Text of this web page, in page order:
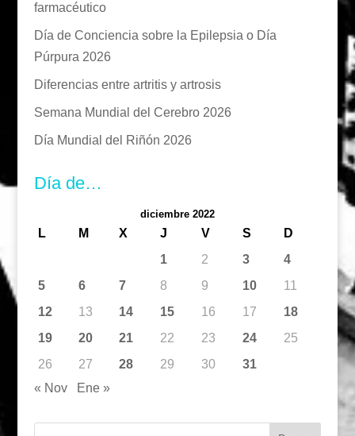
farmacéutico
Día de Conciencia sobre la Epilepsia o Día
Púrpura 2026
Diferencias entre artritis y artrosis
Semana Mundial del Cerebro 2026
Día Mundial del Riñón 2026
Día de…
diciembre 2022
L M X J V S
D
1
2 3
4
5
6 7 8 9 10
11
12
13 14 15 16 17
18
19
20 21 22 23 24
25
26
27 28 29 30
31
« Nov
Ene »